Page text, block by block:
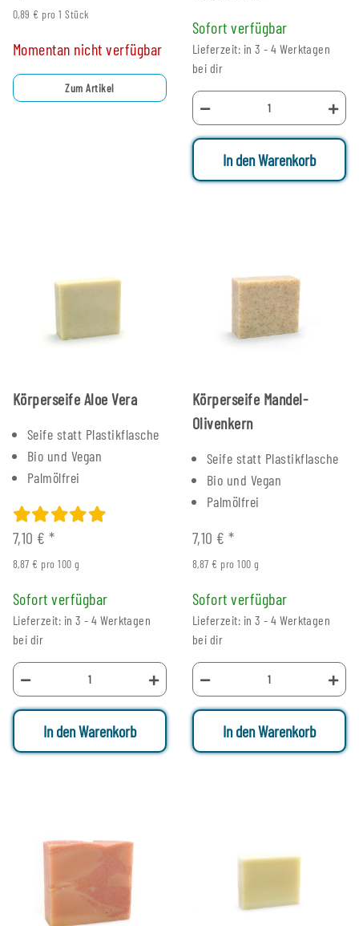
0,89 € pro 1 Stück
Momentan nicht verfügbar
Zum Artikel
Sofort verfügbar
Lieferzeit: in 3 - 4 Werktagen
bei dir
In den Warenkorb
Körperseife Aloe Vera
Seife statt Plastikflasche
Bio und Vegan
Palmölfrei
7,10 €*
8,87 € pro 100 g
Sofort verfügbar
Lieferzeit: in 3 - 4 Werktagen
bei dir
In den Warenkorb
Körperseife Mandel-
Olivenkern
Seife statt Plastikflasche
Bio und Vegan
Palmölfrei
7,10 €*
8,87 € pro 100 g
Sofort verfügbar
Lieferzeit: in 3 - 4 Werktagen
bei dir
In den Warenkorb